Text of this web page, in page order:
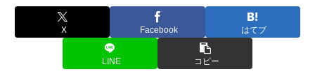
X Facebook はてブ
LINE コピー